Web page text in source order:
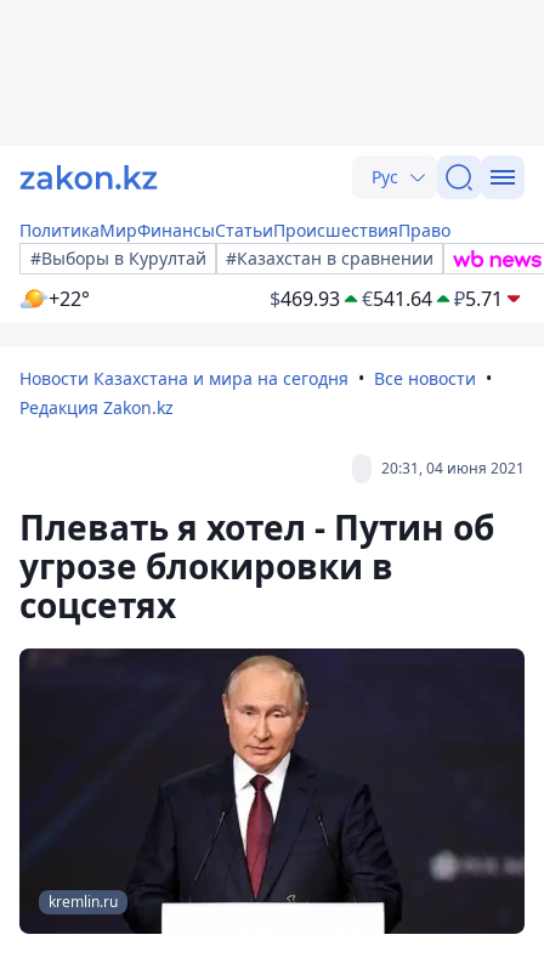
Рус
ПолитикаМирФинансыСтатьиПроисшествияПраво
#Выборы в Курултай
#Казахстан в сравнении
+22° $469.93 €541.64 ₽5.71
Новости Казахстана и мира на сегодня
Все новости
Редакция Zakon.kz
20:31, 04 июня 2021
Плевать я хотел - Путин об
угрозе блокировки в
соцсетях
kremlin.ru